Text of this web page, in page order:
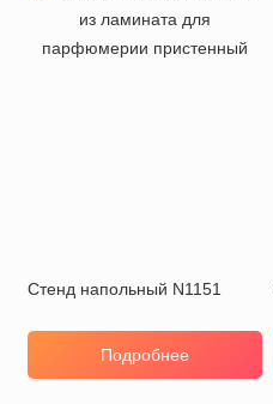
Стенд напольный N1151
Подробнее